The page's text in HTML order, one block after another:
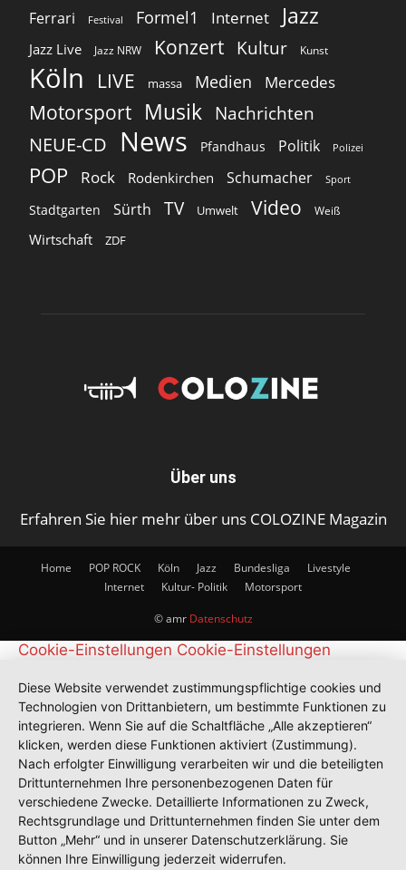
Ferrari Festival Formel1 Internet Jazz
Jazz Live Jazz NRW Konzert Kultur Kunst
Köln LIVE massa Medien Mercedes
Motorsport Musik Nachrichten
NEUE-CD
News Pfandhaus Politik Polizei
POP Rock Rodenkirchen Schumacher Sport
Stadtgarten Sürth TV Umwelt Video Weiß
Wirtschaft ZDF
Über uns
Erfahren Sie hier mehr über uns COLOZINE Magazin
Home POP ROCK Köln Jazz Bundesliga
Livestyle
Internet
Kultur- Politik Motorsport
© amr Datenschutz
Cookie-Einstellungen Cookie-Einstellungen
Diese Website verwendet zustimmungspflichtige cookies und
Technologien von Drittanbietern, um bestimmte Funktionen zu
integrieren. Wenn Sie auf die Schaltfläche „Alle akzeptieren“
klicken, werden diese Funktionen aktiviert (Zustimmung).
Nach erfolgter Einwilligung verarbeiten wir und die beteiligten
Drittunternehmen Ihre personenbezogenen Daten für
verschiedene Zwecke. Detaillierte Informationen zu Zweck,
Rechtsgrundlage und Drittunternehmen finden Sie unter dem
Button „Mehr“ und in unserer Datenschutzerklärung. Sie
können Ihre Einwilligung jederzeit widerrufen.